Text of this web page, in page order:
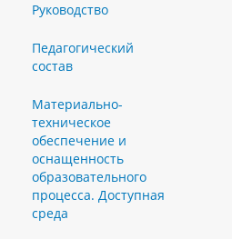
Руководство
Педагогический
состав
Материально-
техническое
обеспечение и
оснащенность
образовательного
процесса. Доступная
среда